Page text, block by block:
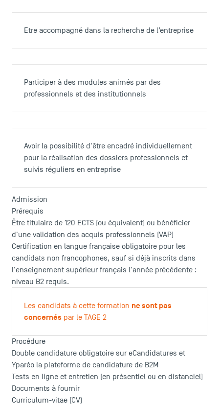
Campus tour
Accréditations
Etre accompagné dans la recherche de l’entreprise
Participer à des modules animés par des
professionnels et des institutionnels
Avoir la possibilité d'être encadré individuellement
pour la réalisation des dossiers professionnels et
suivis réguliers en entreprise
Admission
Prérequis
Être titulaire de 120 ECTS (ou équivalent) ou bénéficier
d'une validation des acquis professionnels (VAP)
Certification en langue française obligatoire pour les
candidats non francophones, sauf si déjà inscrits dans
l'enseignement supérieur français l'année précédente :
niveau B2 requis.
Les candidats à cette formation ne sont pas
concernés par le TAGE 2
Procédure
Double candidature obligatoire sur eCandidatures et
Yparéo la plateforme de candidature de B2M
Tests en ligne et entretien (en présentiel ou en distanciel)
Documents à fournir
Curriculum-vitae (CV)